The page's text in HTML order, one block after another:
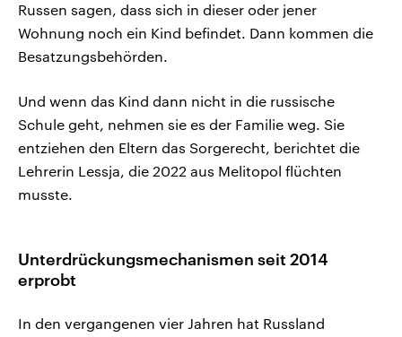
Russen sagen, dass sich in dieser oder jener
Wohnung noch ein Kind befindet. Dann kommen die
Besatzungsbehörden.
Und wenn das Kind dann nicht in die russische
Schule geht, nehmen sie es der Familie weg. Sie
entziehen den Eltern das Sorgerecht, berichtet die
Lehrerin Lessja, die 2022 aus Melitopol flüchten
musste.
Unterdrückungsmechanismen seit 2014
erprobt
In den vergangenen vier Jahren hat Russland